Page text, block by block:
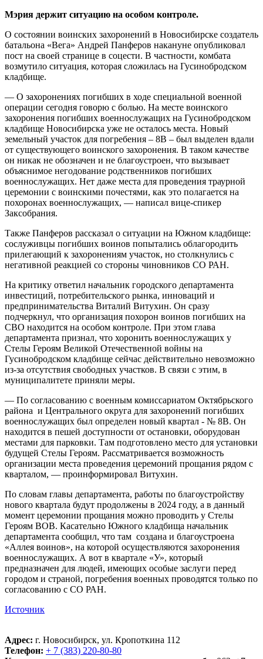
Мэрия держит ситуацию на особом контроле.
О состоянии воинских захоронений в Новосибирске создатель
батальона «Вега» Андрей Панферов накануне опубликовал
пост на своей странице в соцести. В частности, комбата
возмутило ситуация, которая сложилась на Гусинобродском
кладбище.
— О захоронениях погибших в ходе специальной военной
операции сегодня говорю с болью. На месте воинского
захоронения погибших военнослужащих на Гусинобродском
кладбище Новосибирска уже не осталось места. Новый
земельный участок для погребения – 8В – был выделен вдали
от существующего воинского захоронения. В таком качестве
он никак не обозначен и не благоустроен, что вызывает
объяснимое негодование родственников погибших
военнослужащих. Нет даже места для проведения траурной
церемонии с воинскими почестями, как это полагается на
похоронах военнослужащих, — написал вице-спикер
Заксобрания.
Также Панферов рассказал о ситуации на Южном кладбище:
сослуживцы погибших воинов попытались облагородить
прилегающий к захоронениям участок, но столкнулись с
негативной реакцией со стороны чиновников СО РАН.
На критику ответил начальник городского департамента
инвестиций, потребительского рынка, инноваций и
предпринимательства Виталий Витухин. Он сразу
подчеркнул, что организация похорон воинов погибших на
СВО находится на особом контроле. При этом глава
департамента признал, что хоронить военнослужащих у
Стелы Героям Великой Отечественной войны на
Гусинобродском кладбище сейчас действительно невозможно
из-за отсутствия свободных участков. В связи с этим, в
муниципалитете приняли меры.
— По согласованию с военным комиссариатом Октябрьского
района и Центрального округа для захоронений погибших
военнослужащих был определен новый квартал - № 8В. Он
находится в пешей доступности от остановки, оборудован
местами для парковки. Там подготовлено место для установки
будущей Стелы Героям. Рассматривается возможность
организации места проведения церемоний прощания рядом с
кварталом, — проинформировал Витухин.
По словам главы департамента, работы по благоустройству
нового квартала будут продолжены в 2024 году, а в данный
момент церемонии прощания можно проводить у Стелы
Героям ВОВ. Касательно Южного кладбища начальник
департамента сообщил, что там создана и благоустроена
«Аллея воинов», на которой осуществляются захоронения
военнослужащих. А вот в квартале «У», который
предназначен для людей, имеющих особые заслуги перед
городом и страной, погребения военных проводятся только по
согласованию с СО РАН.
Источник
Адрес: г. Новосибирск, ул. Кропоткина 112
Телефон: + 7 (383) 220-80-80